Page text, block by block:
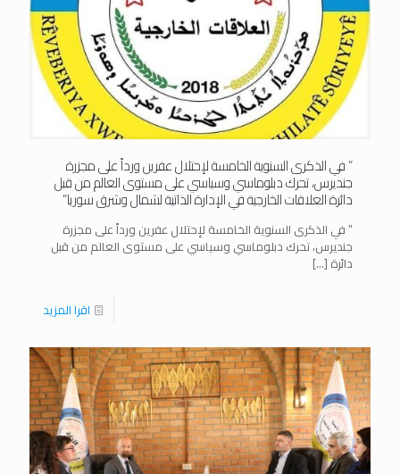
” في الذكرى السنوية الخامسة لإحتلال عفرين ورداً على مجزرة
جنديرس، تحرك دبلوماسي وسياسي على مستوى العالم من قبل
دائرة العلاقات الخارجية في الإدارة الذاتية لشمال وشرق سوريا”
” في الذكرى السنوية الخامسة لإحتلال عفرين ورداً على مجزرة
جنديرس، تحرك دبلوماسي وسياسي على مستوى العالم من قبل
دائرة […]
اقرا المزيد